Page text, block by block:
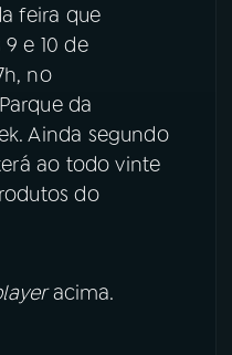
feira que
e 10 de
no
da
Ainda segundo
ao todo vinte
do
acima.